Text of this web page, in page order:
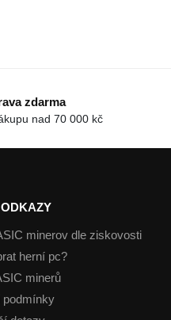
zdarma
nad 70 000 kč
minerov dle ziskovosti
herní pc?
minerů
podmínky